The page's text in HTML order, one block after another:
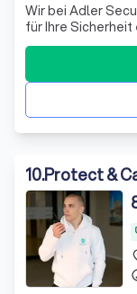
Wir bei Adler
für Ihre
gewährleisten
Dienstleistungen,
10.Protect &